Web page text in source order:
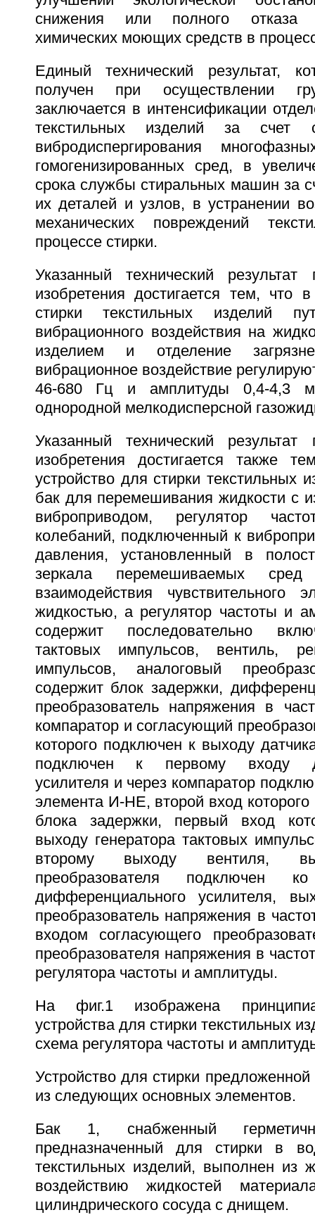
снижения или полного отказа
химических моющих средств в
Единый технический результат,
получен при осуществлении
заключается в интенсификации
текстильных изделий за счет
вибродиспергирования
гомогенизированных сред, в
срока службы стиральных машин за
их деталей и узлов, в устранении
механических повреждений
процессе стирки.
Указанный технический результат
изобретения достигается тем, что
стирки текстильных изделий
вибрационного воздействия на
изделием и отделение
вибрационное воздействие
46-680 Гц и амплитуды 0,4-4,3
однородной мелкодисперсной
Указанный технический результат
изобретения достигается также
устройство для стирки текстильных
бак для перемешивания жидкости с
виброприводом, регулятор
колебаний, подключенный к
давления, установленный в
зеркала перемешиваемых
взаимодействия чувствительного
жидкостью, а регулятор частоты и
содержит последовательно
тактовых импульсов, вентиль,
импульсов, аналоговый
содержит блок задержки,
преобразователь напряжения в
компаратор и согласующий
которого подключен к выходу
подключен к первому входу
усилителя и через компаратор
элемента И-НЕ, второй вход
блока задержки, первый вход
выходу генератора тактовых
второму выходу вентиля,
преобразователя подключен
дифференциального усилителя,
преобразователь напряжения в
входом согласующего
преобразователя напряжения в
регулятора частоты и амплитуды.
На фиг.1 изображена
устройства для стирки текстильных
схема регулятора частоты и
Устройство для стирки предложенной
из следующих основных элементов.
Бак 1, снабженный
предназначенный для стирки в
текстильных изделий, выполнен из
воздействию жидкостей
цилиндрического сосуда с днищем.